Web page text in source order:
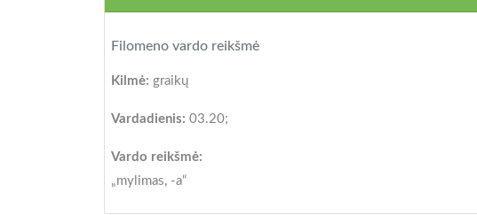
Filomeno vardo reikšmė
Kilmė: graikų
Vardadienis: 03.20;
Vardo reikšmė:
„mylimas, -a“